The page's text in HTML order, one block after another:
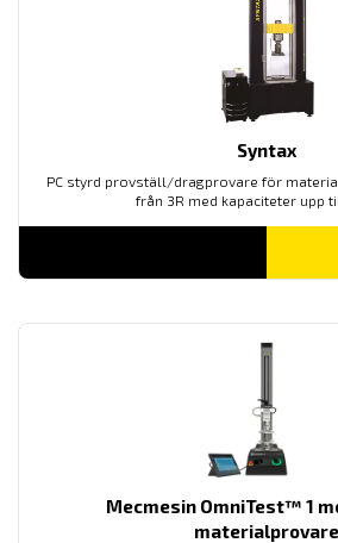
Syntax
PC styrd provställ/dragprovare för
från 3R med kapaciteter upp
Mecmesin OmniTest™ 1
materialprovare